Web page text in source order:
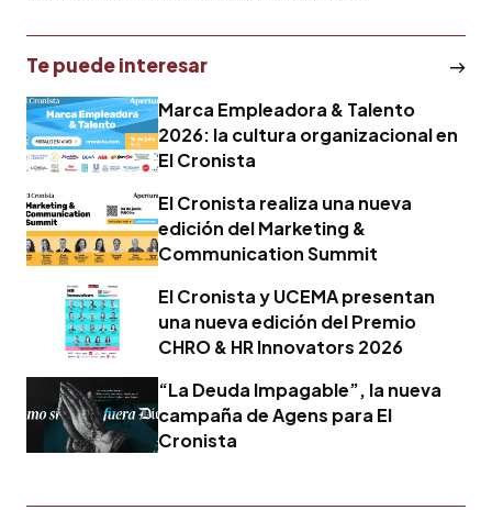
Te puede interesar
Marca Empleadora & Talento
2026: la cultura organizacional en
El Cronista
El Cronista realiza una nueva
edición del Marketing &
Communication Summit
El Cronista y UCEMA presentan
una nueva edición del Premio
CHRO & HR Innovators 2026
“La Deuda Impagable”, la nueva
campaña de Agens para El
Cronista